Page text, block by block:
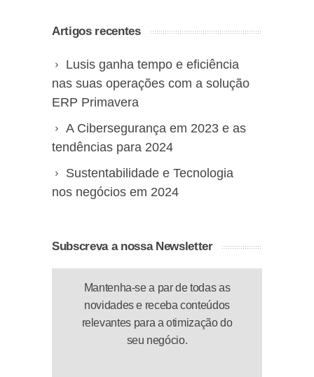
Artigos recentes
Lusis ganha tempo e eficiência
nas suas operações com a solução
ERP Primavera
A Cibersegurança em 2023 e as
tendências para 2024
Sustentabilidade e Tecnologia
nos negócios em 2024
Subscreva a nossa Newsletter
Mantenha-se a par de todas as
novidades e receba conteúdos
relevantes para a otimização do
seu negócio.